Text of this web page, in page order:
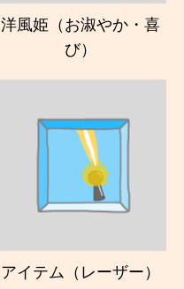
洋風姫（お淑やか・喜
び）
アイテム（レーザー）